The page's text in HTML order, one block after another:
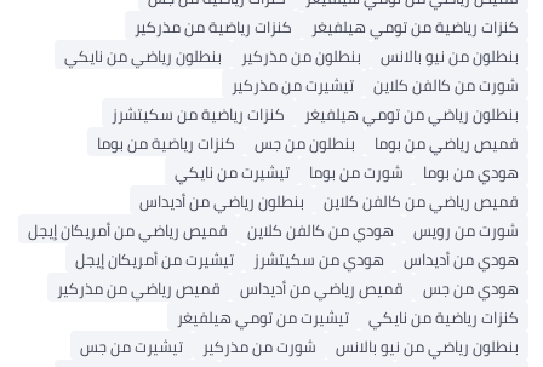
كنزات رياضية من تومي هيلفيغر
كنزات رياضية من مذركير
بنطلون من نيو بالانس
بنطلون من مذركير
بنطلون رياضي من نايكي
شورت من كالفن كلاين
تيشيرت من مذركير
بنطلون رياضي من تومي هيلفيغر
كنزات رياضية من سكيتشرز
قميص رياضي من بوما
بنطلون من جس
كنزات رياضية من بوما
هودي من بوما
شورت من بوما
تيشيرت من نايكي
قميص رياضي من كالفن كلاين
بنطلون رياضي من أديداس
شورت من رويس
هودي من كالفن كلاين
قميص رياضي من أمريكان إيجل
هودي من أديداس
هودي من سكيتشرز
تيشيرت من أمريكان إيجل
هودي من جس
قميص رياضي من أديداس
قميص رياضي من مذركير
كنزات رياضية من نايكي
تيشيرت من تومي هيلفيغر
بنطلون رياضي من نيو بالانس
شورت من مذركير
تيشيرت من جس